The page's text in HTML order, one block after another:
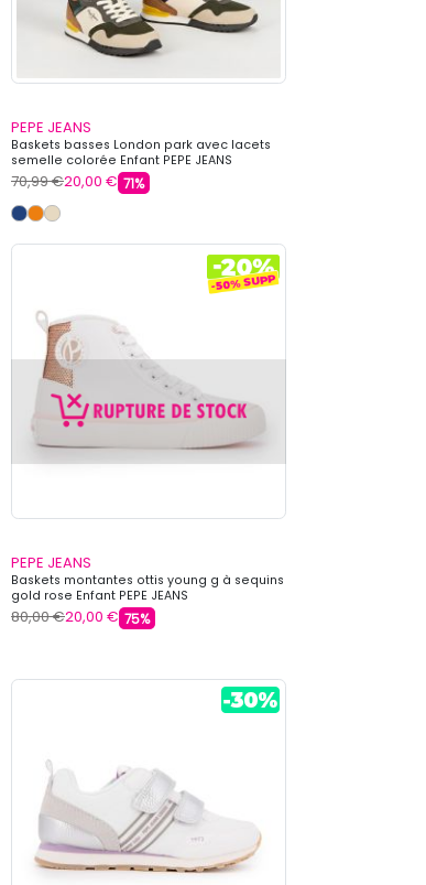
PEPE JEANS
Baskets basses London park avec lacets
semelle colorée Enfant PEPE JEANS
70,99 €20,00 € 71%
PEPE JEANS
Baskets montantes ottis young g à sequins
gold rose Enfant PEPE JEANS
80,00 €20,00 € 75%